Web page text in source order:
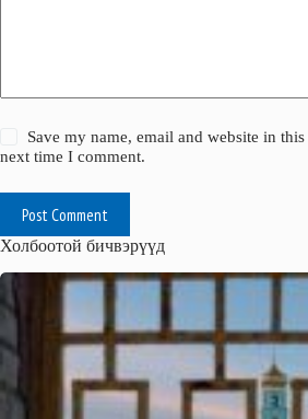
Save my name, email and website in
next time I comment.
Post Comment
Холбоотой бичвэрүүд